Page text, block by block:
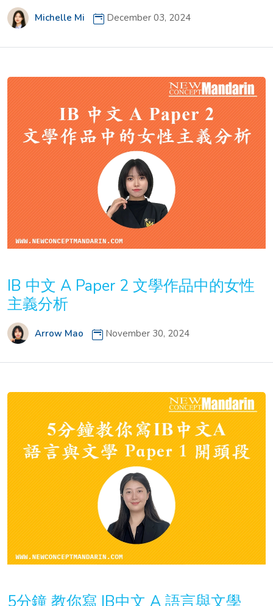
Michelle Mi December 03, 2024
IB 中文 A Paper 2 文學作品中的女性
主義分析
Arrow Mao November 30, 2024
5分鐘 教你寫 IB中文 A 語言與文學